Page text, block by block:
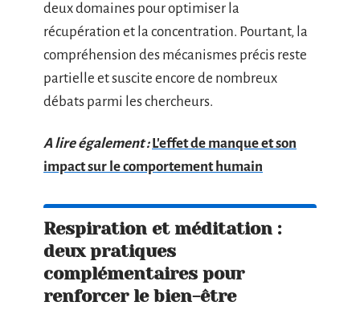
deux domaines pour optimiser la
récupération et la concentration. Pourtant, la
compréhension des mécanismes précis reste
partielle et suscite encore de nombreux
débats parmi les chercheurs.
A lire également : L'effet de manque et son
impact sur le comportement humain
Respiration et méditation :
deux pratiques
complémentaires pour
renforcer le bien-être